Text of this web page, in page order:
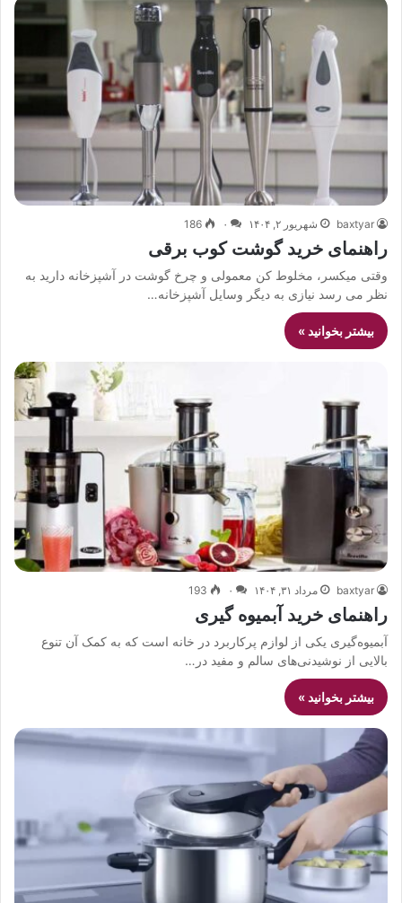
baxtyar شهریور ۲, ۱۴۰۴ ۰ 186
راهنمای خرید گوشت کوب برقی
وقتی میکسر، مخلوط کن معمولی و چرخ گوشت در آشپزخانه دارید به
نظر می رسد نیازی به دیگر وسایل آشپزخانه…
بیشتر بخوانید »
baxtyar مرداد ۳۱, ۱۴۰۴ ۰ 193
راهنمای خرید آبمیوه گیری
آبمیوه‌گیری یکی از لوازم پرکاربرد در خانه است که به کمک آن تنوع
بالایی از نوشیدنی‌های سالم و مفید در…
بیشتر بخوانید »